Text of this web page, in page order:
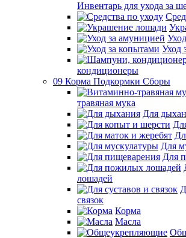
Инвентарь для ухода за
Уход
кондиционеры
09 Корма Подкормки Сборы
травяная мука
Для
Для
Для
лошадей
связок
Корма
Масла